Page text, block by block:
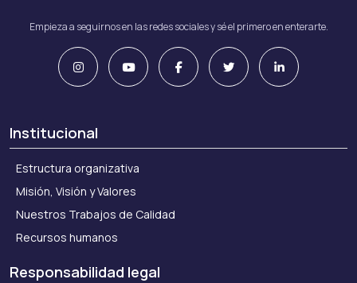
Empieza a seguirnos en las redes sociales y sé el primero en enterarte.
Institucional
Estructura organizativa
Misión, Visión y Valores
Nuestros Trabajos de Calidad
Recursos humanos
Responsabilidad legal